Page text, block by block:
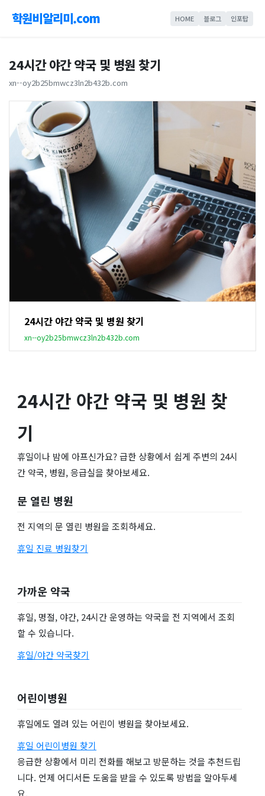
학원비알리미.com HOME 블로그 인포탑
24시간 야간 약국 및 병원 찾기
xn--oy2b25bmwcz3ln2b432b.com
24시간 야간 약국 및 병원 찾기
xn--oy2b25bmwcz3ln2b432b.com
24시간 야간 약국 및 병원 찾
기
휴일이나 밤에 아프신가요? 급한 상황에서 쉽게 주변의 24시
간 약국, 병원, 응급실을 찾아보세요.
문 열린 병원
전 지역의 문 열린 병원을 조회하세요.
휴일 진료 병원찾기
가까운 약국
휴일, 명절, 야간, 24시간 운영하는 약국을 전 지역에서 조회
할 수 있습니다.
휴일/야간 약국찾기
어린이병원
휴일에도 열려 있는 어린이 병원을 찾아보세요.
휴일 어린이병원 찾기
응급한 상황에서 미리 전화를 해보고 방문하는 것을 추천드립
니다. 언제 어디서든 도움을 받을 수 있도록 방법을 알아두세
요.